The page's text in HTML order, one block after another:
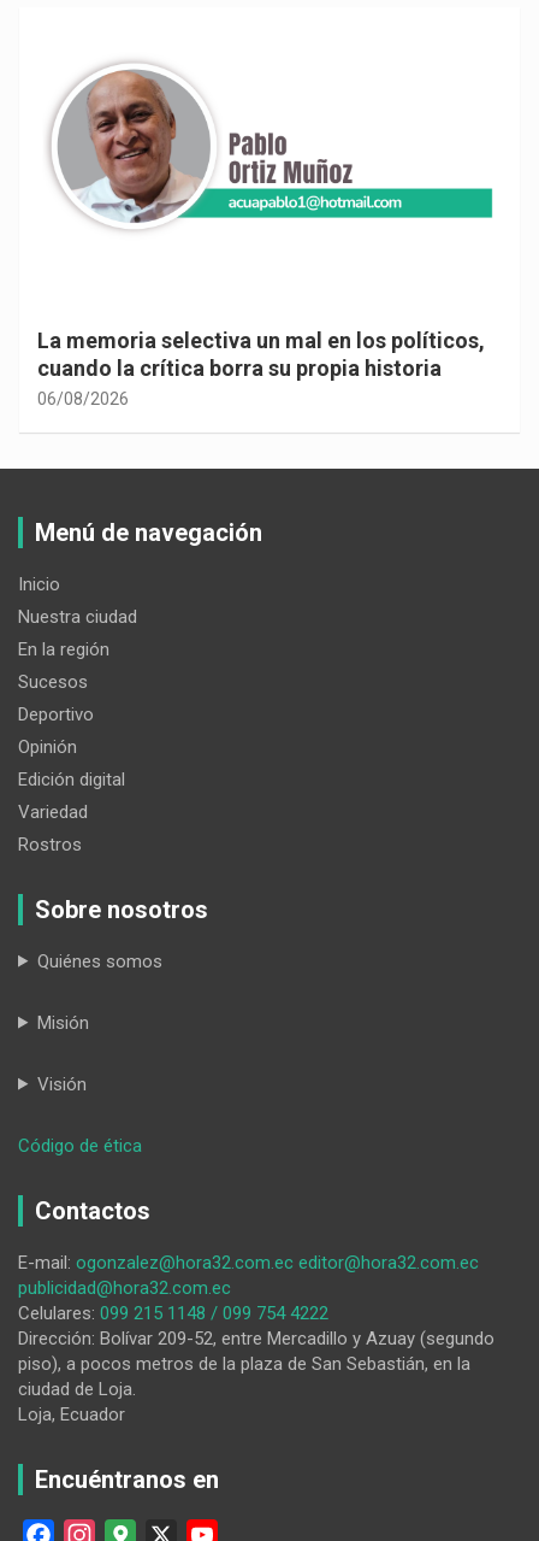
La memoria selectiva un mal en los políticos,
cuando la crítica borra su propia historia
06/08/2026
Menú de navegación
Inicio
Nuestra ciudad
En la región
Sucesos
Deportivo
Opinión
Edición digital
Variedad
Rostros
Sobre nosotros
Quiénes somos
Misión
Visión
Código de ética
trampa
creer
que
nada
puede
cambiar
Contactos
E-mail: ogonzalez@hora32.com.ec editor@hora32.com.ec
publicidad@hora32.com.ec
Celulares: 099 215 1148 / 099 754 4222
Dirección: Bolívar 209-52, entre Mercadillo y Azuay (segundo
piso), a pocos metros de la plaza de San Sebastián, en la
ciudad de Loja.
Loja, Ecuador
Encuéntranos en